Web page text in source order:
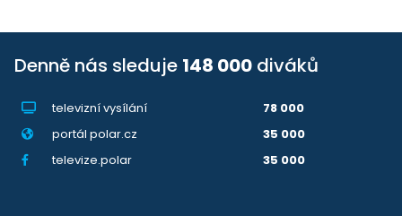
Denně nás sleduje 148 000 diváků
televizní vysílání
78 000
portál polar.cz
35 000
televize.polar
35 000